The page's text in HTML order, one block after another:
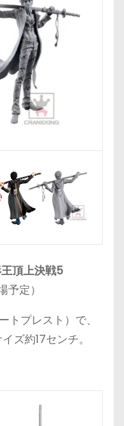
頂上決戦5
予定）
プレスト）で、
ズ約17センチ。